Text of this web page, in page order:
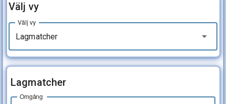
Välj vy
Lagmatcher
Välj vy
Lagmatcher
Omgång